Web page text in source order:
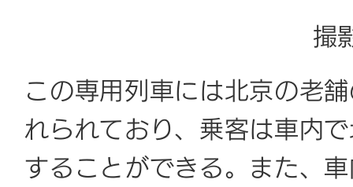
撮
この専用列車には北京の老
れられており、乗客は車内
することができる。また、